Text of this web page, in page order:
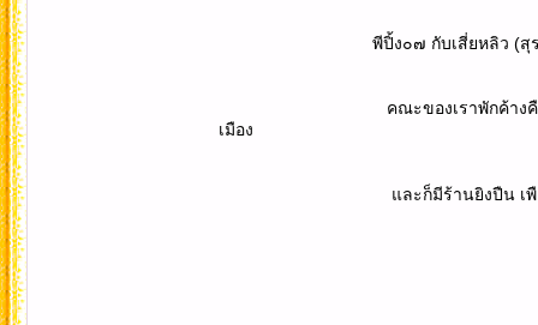
พีปิ้ง๐๗ กับเสี่ยหลิว (สุรศักดิ์๑๔) ถ่
คณะของเราพักค้างคืนแรกที่นี่..ไป
เมือง
และก็มีร้านยิงปืน เพือ่รับรางวั